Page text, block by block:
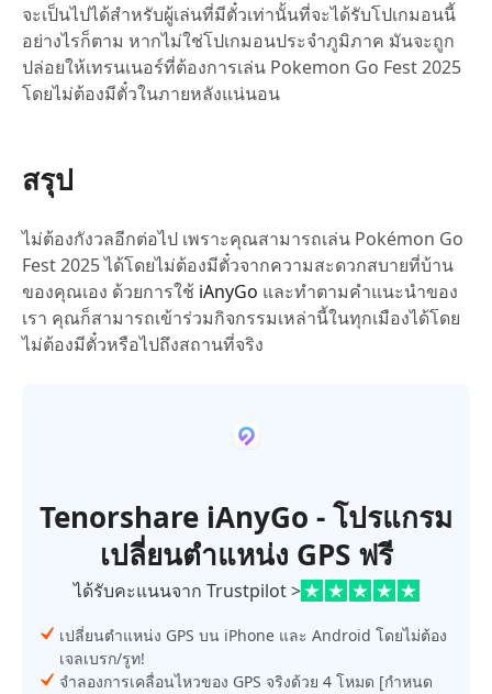
จะเป็นไปได้สำหรับผู้เล่นที่มีตั๋วเท่านั้นที่จะได้รับโปเกมอนนี้
อย่างไรก็ตาม หากไม่ใช่โปเกมอนประจำภูมิภาค มันจะถูก
ปล่อยให้เทรนเนอร์ที่ต้องการเล่น Pokemon Go Fest 2025
โดยไม่ต้องมีตั๋วในภายหลังแน่นอน
สรุป
ไม่ต้องกังวลอีกต่อไป เพราะคุณสามารถเล่น Pokémon Go
Fest 2025 ได้โดยไม่ต้องมีตั๋วจากความสะดวกสบายที่บ้าน
ของคุณเอง ด้วยการใช้ iAnyGo และทำตามคำแนะนำของ
เรา คุณก็สามารถเข้าร่วมกิจกรรมเหล่านี้ในทุกเมืองได้โดย
ไม่ต้องมีตั๋วหรือไปถึงสถานที่จริง
Tenorshare iAnyGo - โปรแกรม
เปลี่ยนตำแหน่ง GPS ฟรี
ได้รับคะแนนจาก Trustpilot >
เปลี่ยนตำแหน่ง GPS บน iPhone และ Android โดยไม่ต้อง
เจลเบรก/รูท!
จำลองการเคลื่อนไหวของ GPS จริงด้วย 4 โหมด [กำหนด